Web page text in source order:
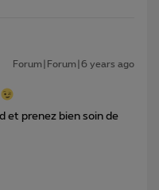
Forum|Forum|6 years ago
et prenez bien soin de